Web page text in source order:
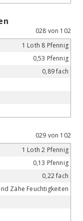
028 von 102
1 Loth 8 Pfennig
0,53 Pfennig
0,89 fach
029 von 102
1 Loth 2 Pfennig
0,13 Pfennig
0,22 fach
Zähe Feuchtigkeiten